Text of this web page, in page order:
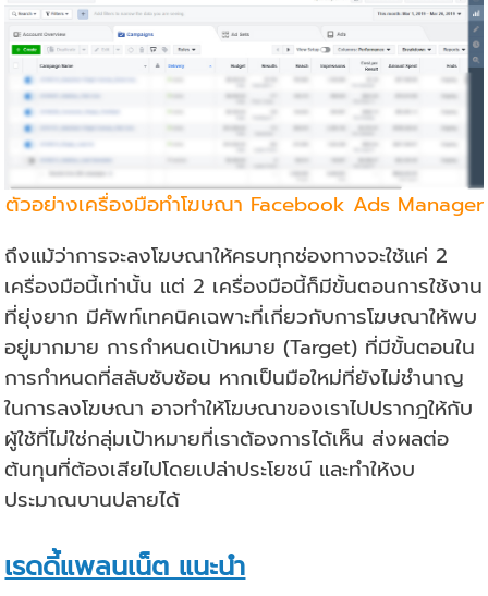
ตัวอย่างเครื่องมือทำโฆษณา Facebook Ads Manager
ถึงแม้ว่าการจะลงโฆษณาให้ครบทุกช่องทางจะใช้แค่ 2
เครื่องมือนี้เท่านั้น แต่ 2 เครื่องมือนี้ก็มีขั้นตอนการใช้งาน
ที่ยุ่งยาก มีศัพท์เทคนิคเฉพาะที่เกี่ยวกับการโฆษณาให้พบ
อยู่มากมาย การกำหนดเป้าหมาย (Target) ที่มีขั้นตอนใน
การกำหนดที่สลับซับซ้อน หากเป็นมือใหม่ที่ยังไม่ชำนาญ
ในการลงโฆษณา อาจทำให้โฆษณาของเราไปปรากฎให้กับ
ผู้ใช้ที่ไม่ใช่กลุ่มเป้าหมายที่เราต้องการได้เห็น ส่งผลต่อ
ต้นทุนที่ต้องเสียไปโดยเปล่าประโยชน์ และทำให้งบ
ประมาณบานปลายได้
เรดดี้แพลนเน็ต แนะนำ